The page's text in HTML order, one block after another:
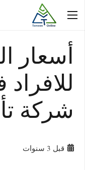
أسعار
شركة
قبل 3 سنوات